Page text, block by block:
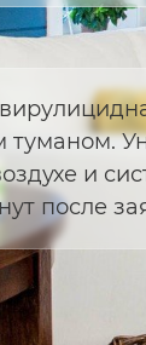
и
после